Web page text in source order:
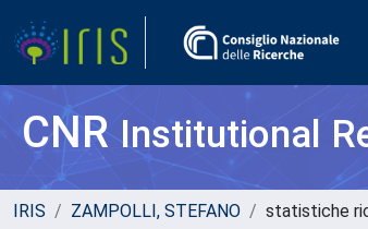
CNRInstitutional
IRIS ZAMPOLLI, STEFANO statistiche